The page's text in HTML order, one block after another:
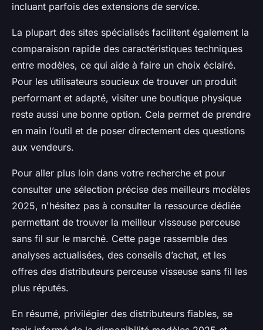
incluant parfois des extensions de service.
La plupart des sites spécialisés facilitent également la
comparaison rapide des caractéristiques techniques
entre modèles, ce qui aide à faire un choix éclairé.
Pour les utilisateurs soucieux de trouver un produit
performant et adapté, visiter une boutique physique
reste aussi une bonne option. Cela permet de prendre
en main l’outil et de poser directement des questions
aux vendeurs.
Pour aller plus loin dans votre recherche et pour
consulter une sélection précise des meilleurs modèles
2025, n'hésitez pas à consulter la ressource dédiée
permettant de trouver la meilleur visseuse perceuse
sans fil sur le marché. Cette page rassemble des
analyses actualisées, des conseils d’achat, et les
offres des distributeurs perceuse visseuse sans fil les
plus réputés.
En résumé, privilégier des distributeurs fiables, se